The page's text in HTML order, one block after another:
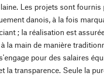
Les projets sont
danois, à la fois
; la réalisation est
la main de manière
pour des salaires
la transparence. Seule la